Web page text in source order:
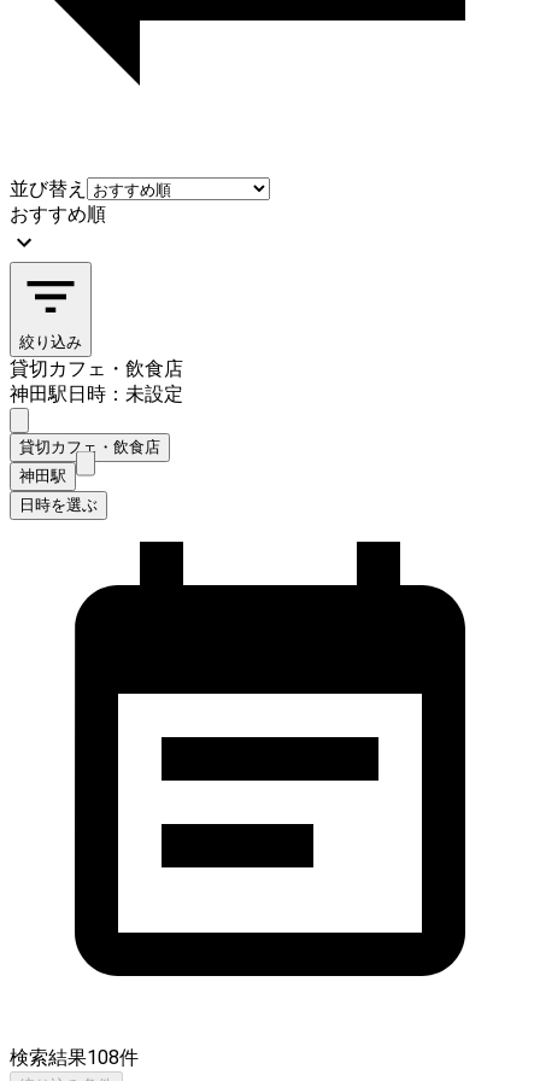
並び替え
おすすめ順
絞り込み
貸切カフェ・飲食店
神田駅日時：未設定
貸切カフェ・飲食店
神田駅
日時を選ぶ
検索結果108件